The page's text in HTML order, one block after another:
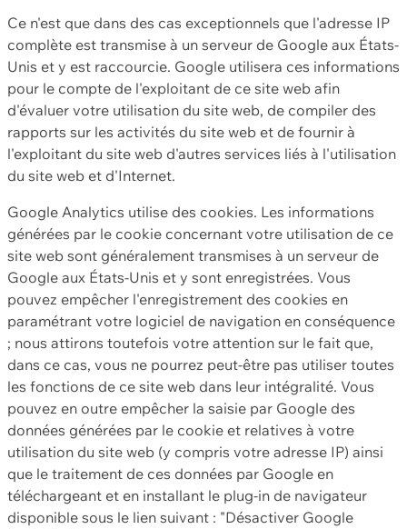
Ce n'est que dans des cas exceptionnels que l'adresse IP
complète est transmise à un serveur de Google aux États-
Unis et y est raccourcie. Google utilisera ces informations
pour le compte de l'exploitant de ce site web afin
d'évaluer votre utilisation du site web, de compiler des
rapports sur les activités du site web et de fournir à
l'exploitant du site web d'autres services liés à l'utilisation
du site web et d'Internet.
Google Analytics utilise des cookies. Les informations
générées par le cookie concernant votre utilisation de ce
site web sont généralement transmises à un serveur de
Google aux États-Unis et y sont enregistrées. Vous
pouvez empêcher l'enregistrement des cookies en
paramétrant votre logiciel de navigation en conséquence
; nous attirons toutefois votre attention sur le fait que,
dans ce cas, vous ne pourrez peut-être pas utiliser toutes
les fonctions de ce site web dans leur intégralité. Vous
pouvez en outre empêcher la saisie par Google des
données générées par le cookie et relatives à votre
utilisation du site web (y compris votre adresse IP) ainsi
que le traitement de ces données par Google en
téléchargeant et en installant le plug-in de navigateur
disponible sous le lien suivant : "Désactiver Google